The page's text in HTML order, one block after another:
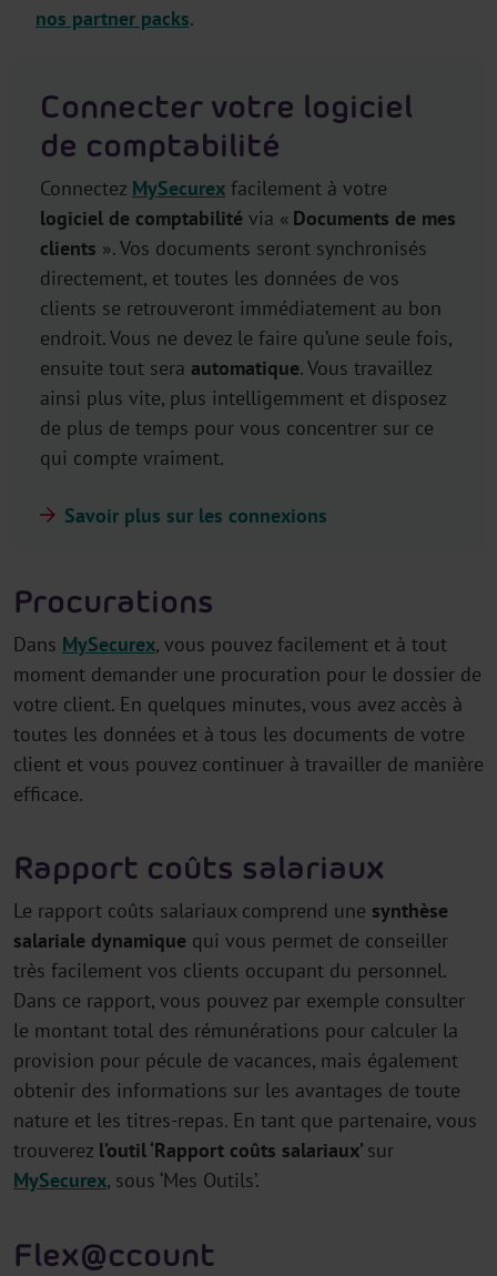
nos partner packs.
Connecter votre logiciel
de comptabilité
Connectez MySecurex facilement à votre
logiciel de comptabilité via « Documents de mes
clients ». Vos documents seront synchronisés
directement, et toutes les données de vos
clients se retrouveront immédiatement au bon
endroit. Vous ne devez le faire qu’une seule fois,
ensuite tout sera automatique. Vous travaillez
ainsi plus vite, plus intelligemment et disposez
de plus de temps pour vous concentrer sur ce
qui compte vraiment.
Savoir plus sur les connexions
Procurations
Dans MySecurex, vous pouvez facilement et à tout
moment demander une procuration pour le dossier de
votre client. En quelques minutes, vous avez accès à
toutes les données et à tous les documents de votre
client et vous pouvez continuer à travailler de manière
efficace.
Rapport coûts salariaux
Le rapport coûts salariaux comprend une synthèse
salariale dynamique qui vous permet de conseiller
très facilement vos clients occupant du personnel.
Dans ce rapport, vous pouvez par exemple consulter
le montant total des rémunérations pour calculer la
provision pour pécule de vacances, mais également
obtenir des informations sur les avantages de toute
nature et les titres-repas. En tant que partenaire, vous
trouverez l’outil ‘Rapport coûts salariaux’ sur
MySecurex, sous ‘Mes Outils’.
Flex@ccount